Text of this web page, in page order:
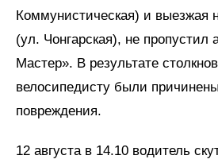
Коммунистическая) и выезжая
(ул. Чонгарская), не пропустил
Мастер». В результате
велосипедисту были
повреждения.
12 августа в 14.10 водитель